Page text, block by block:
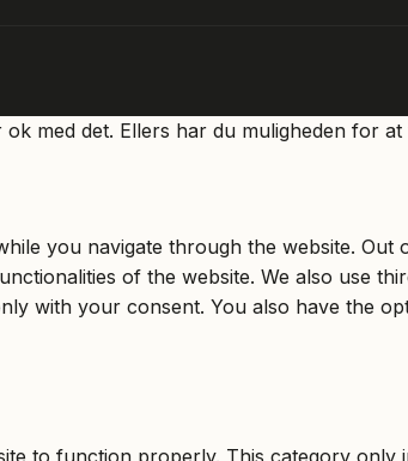
med det. Ellers har du muligheden for
you navigate through the website.
of the website. We also use
with your consent. You also have the
to function properly. This category